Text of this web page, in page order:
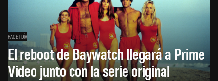
HACE 1 DÍA
El reboot de Baywatch llegará a Prime
Video junto con la serie original